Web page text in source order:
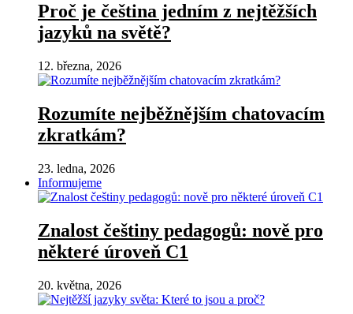
Proč je čeština jedním z nejtěžších
jazyků na světě?
12. března, 2026
Rozumíte nejběžnějším chatovacím
zkratkám?
23. ledna, 2026
Informujeme
Znalost češtiny pedagogů: nově pro
některé úroveň C1
20. května, 2026